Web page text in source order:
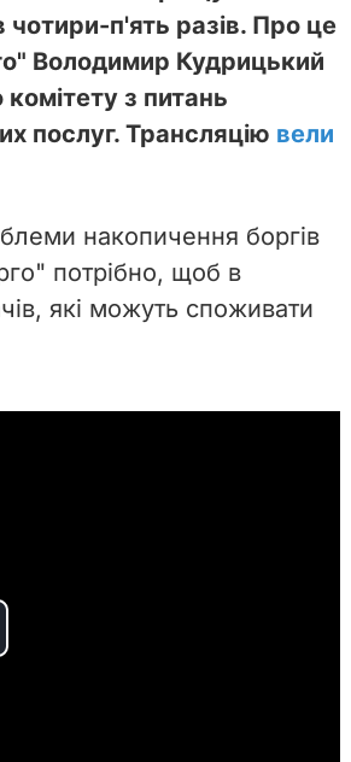
чотири-п'ять разів. Про це
Володимир Кудрицький
з питань
послуг. Трансляцію вели
накопичення боргів
потрібно, щоб в
які можуть споживати